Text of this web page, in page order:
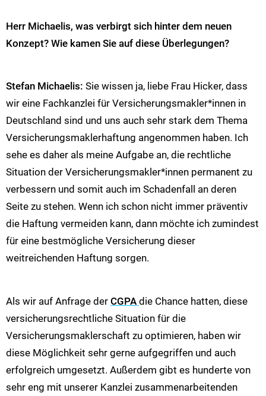
Herr Michaelis, was verbirgt sich hinter dem neuen
Konzept? Wie kamen Sie auf diese Überlegungen?
Stefan Michaelis: Sie wissen ja, liebe Frau Hicker, dass
wir eine Fachkanzlei für Versicherungsmakler*innen in
Deutschland sind und uns auch sehr stark dem Thema
Versicherungsmaklerhaftung angenommen haben. Ich
sehe es daher als meine Aufgabe an, die rechtliche
Situation der Versicherungsmakler*innen permanent zu
verbessern und somit auch im Schadenfall an deren
Seite zu stehen. Wenn ich schon nicht immer präventiv
die Haftung vermeiden kann, dann möchte ich zumindest
für eine bestmögliche Versicherung dieser
weitreichenden Haftung sorgen.
Als wir auf Anfrage der CGPA die Chance hatten, diese
versicherungsrechtliche Situation für die
Versicherungsmaklerschaft zu optimieren, haben wir
diese Möglichkeit sehr gerne aufgegriffen und auch
erfolgreich umgesetzt. Außerdem gibt es hunderte von
sehr eng mit unserer Kanzlei zusammenarbeitenden